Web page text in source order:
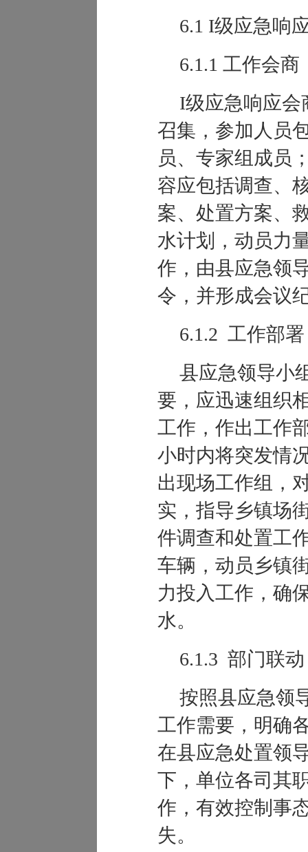
6.1 I级应急响
6.1.1 工作会商
I级应急响应会
召集，参加人员
员、专家组成员
容应包括调查、
案、处置方案、
水计划，动员力
作，由县应急领
令，并形成会议
6.1.2 工作部署
县应急领导小
要，应迅速组织
工作，作出工作
小时内将突发情
出现场工作组，
实，指导乡镇场
件调查和处置工
车辆，动员乡镇
力投入工作，确
水。
6.1.3 部门联动
按照县应急领
工作需要，明确
在县应急处置领
下，单位各司其
作，有效控制事
失。